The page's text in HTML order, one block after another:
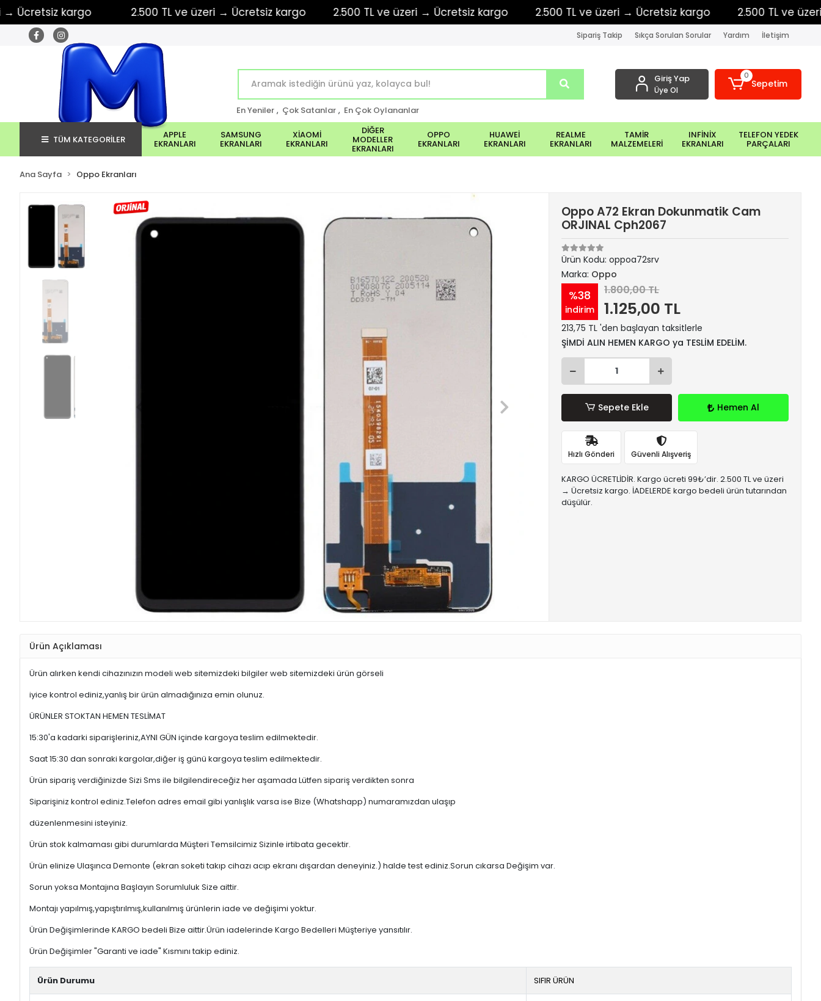
kargo 2.500 TL ve üzeri → Ücretsiz kargo 2.500 TL ve üzeri → Ücretsiz kargo 2.500 TL ve üzeri → Ücretsiz kargo 2.500 TL ve üzeri →
Sipariş Takip Sıkça Sorulan Sorular Yardım İletişim
En Yeniler , Çok Satanlar , En Çok Oylananlar
Giriş Yap
Üye Ol
0
Sepetim
TÜM KATEGORİLER APPLE
EKRANLARI
SAMSUNG
EKRANLARI
XİAOMİ
EKRANLARI
DİĞER
MODELLER
EKRANLARI
OPPO
EKRANLARI
HUAWEİ
EKRANLARI
REALME
EKRANLARI
TAMİR
MALZEMELERİ
INFİNİX
EKRANLARI
TELEFON YEDEK
PARÇALARI
Ana Sayfa Oppo Ekranları
Oppo A72 Ekran Dokunmatik Cam
ORJINAL Cph2067
Ürün Kodu:oppoa72srv
Marka: Oppo
%38
indirim
1.800,00 TL
1.125,00 TL
213,75 TL 'den başlayan taksitlerle
ŞİMDİ ALIN HEMEN KARGO ya TESLİM EDELİM.
Sepete Ekle Hemen Al
Hızlı Gönderi Güvenli Alışveriş
KARGO ÜCRETLİDİR. Kargo ücreti 99₺’dir. 2.500 TL ve üzeri
→ Ücretsiz kargo. İADELERDE kargo bedeli ürün tutarından
düşülür.
Ürün Açıklaması
Ürün alırken kendi cihazınızın modeli web sitemizdeki bilgiler web sitemizdeki ürün görseli
iyice kontrol ediniz,yanlış bir ürün almadığınıza emin olunuz.
ÜRÜNLER STOKTAN HEMEN TESLİMAT
15:30'a kadarki siparişleriniz,AYNI GÜN içinde kargoya teslim edilmektedir.
Saat 15:30 dan sonraki kargolar,diğer iş günü kargoya teslim edilmektedir.
Ürün sipariş verdiğinizde Sizi Sms ile bilgilendireceğiz her aşamada Lütfen sipariş verdikten sonra
Siparişiniz kontrol ediniz.Telefon adres email gibi yanlışlık varsa ise Bize (Whatshapp) numaramızdan ulaşıp
düzenlenmesini isteyiniz.
Ürün stok kalmaması gibi durumlarda Müşteri Temsilcimiz Sizinle irtibata gecektir.
Ürün elinize Ulaşınca Demonte (ekran soketi takıp cihazı acıp ekranı dışardan deneyiniz.) halde test ediniz.Sorun cıkarsa Değişim var.
Sorun yoksa Montajına Başlayın Sorumluluk Size aittir.
Montajı yapılmış,yapıştırılmış,kullanılmış ürünlerin iade ve değişimi yoktur.
Ürün Değişimlerinde KARGO bedeli Bize aittir.Ürün iadelerinde Kargo Bedelleri Müşteriye yansıtılır.
Ürün Değişimler "Garanti ve iade" Kısmını takip ediniz.
Ürün Durumu SIFIR ÜRÜN